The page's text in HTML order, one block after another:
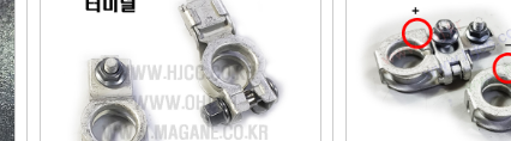
타[대철]
더[대철]
암[동남]
베스핏츠패드
홍성브레이크패드
싸이드라이닝
점화플러그[참피온
점화플러그[순
플러그배선 정품/